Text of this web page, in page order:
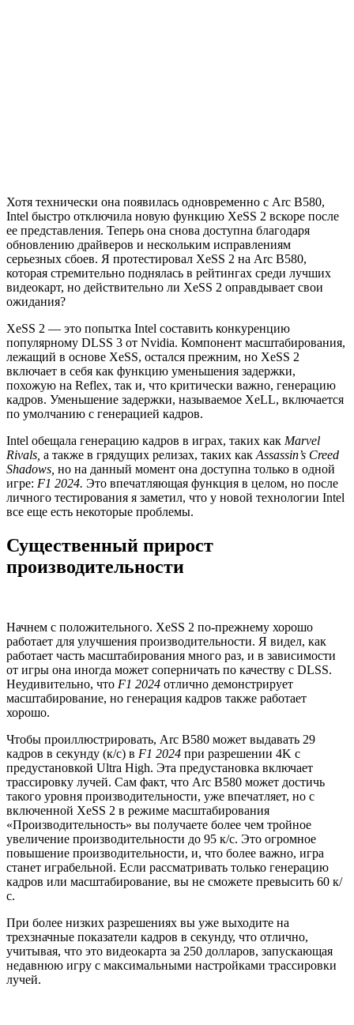
Хотя технически она появилась одновременно с Arc B580,
Intel быстро отключила новую функцию XeSS 2 вскоре после
ее представления. Теперь она снова доступна благодаря
обновлению драйверов и нескольким исправлениям
серьезных сбоев. Я протестировал XeSS 2 на Arc B580,
которая стремительно поднялась в рейтингах среди лучших
видеокарт, но действительно ли XeSS 2 оправдывает свои
ожидания?
XeSS 2 — это попытка Intel составить конкуренцию
популярному DLSS 3 от Nvidia. Компонент масштабирования,
лежащий в основе XeSS, остался прежним, но XeSS 2
включает в себя как функцию уменьшения задержки,
похожую на Reflex, так и, что критически важно, генерацию
кадров. Уменьшение задержки, называемое XeLL, включается
по умолчанию с генерацией кадров.
Intel обещала генерацию кадров в играх, таких как Marvel
Rivals, а также в грядущих релизах, таких как Assassin’s Creed
Shadows, но на данный момент она доступна только в одной
игре: F1 2024. Это впечатляющая функция в целом, но после
личного тестирования я заметил, что у новой технологии Intel
все еще есть некоторые проблемы.
Существенный прирост
производительности
Начнем с положительного. XeSS 2 по-прежнему хорошо
работает для улучшения производительности. Я видел, как
работает часть масштабирования много раз, и в зависимости
от игры она иногда может соперничать по качеству с DLSS.
Неудивительно, что F1 2024 отлично демонстрирует
масштабирование, но генерация кадров также работает
хорошо.
Чтобы проиллюстрировать, Arc B580 может выдавать 29
кадров в секунду (к/с) в F1 2024 при разрешении 4K с
предустановкой Ultra High. Эта предустановка включает
трассировку лучей. Сам факт, что Arc B580 может достичь
такого уровня производительности, уже впечатляет, но с
включенной XeSS 2 в режиме масштабирования
«Производительность» вы получаете более чем тройное
увеличение производительности до 95 к/с. Это огромное
повышение производительности, и, что более важно, игра
станет играбельной. Если рассматривать только генерацию
кадров или масштабирование, вы не сможете превысить 60 к/
с.
При более низких разрешениях вы уже выходите на
трехзначные показатели кадров в секунду, что отлично,
учитывая, что это видеокарта за 250 долларов, запускающая
недавнюю игру с максимальными настройками трассировки
лучей.